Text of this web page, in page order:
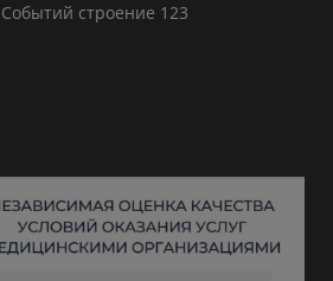
строение 123